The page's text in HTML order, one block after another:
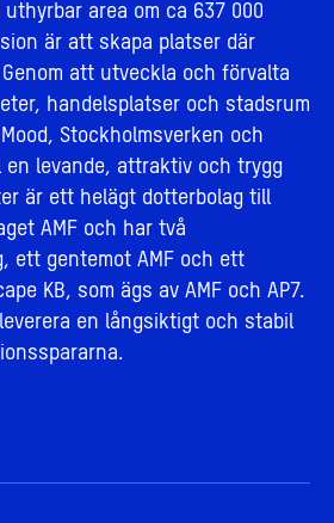
area om ca 637 000
är att skapa platser där
att utveckla och förvalta
handelsplatser och stadsrum
Stockholmsverken och
en levande, attraktiv och trygg
är ett helägt dotterbolag till
AMF och har två
ett gentemot AMF och ett
KB, som ägs av AMF och AP7.
en långsiktigt och stabil